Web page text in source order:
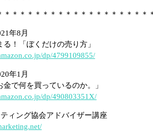
＊＊＊＊＊＊＊＊＊＊＊＊＊＊＊＊＊＊＊
年8月
る！「ぼくだけの売り方」
dp/4799109855/
年1月
金で何を買っているのか。」
dp/490803351X/
ィング協会アドバイザー講座